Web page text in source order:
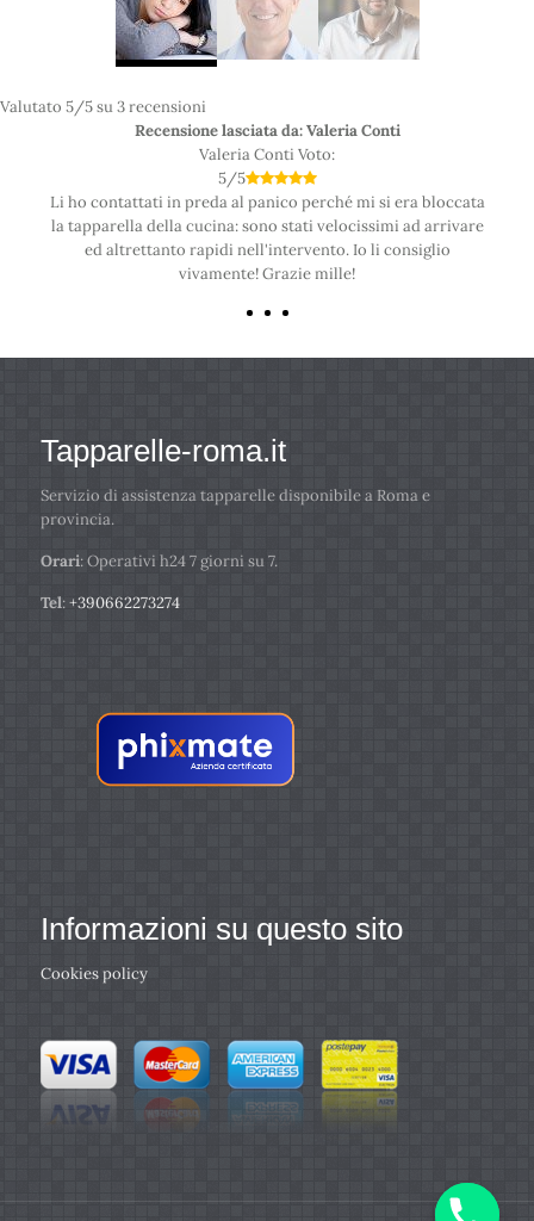
Valutato 5/5 su3recensioni
Recensione lasciata da: Valeria Conti
Valeria Conti Voto:
5/5
Li ho contattati in preda al panico perché mi si era bloccata
la tapparella della cucina: sono stati velocissimi ad arrivare
ed altrettanto rapidi nell'intervento. Io li consiglio
vivamente! Grazie mille!
Tapparelle-roma.it
Servizio di assistenza tapparelle disponibile a Roma e
provincia.
Orari: Operativi h24 7 giorni su 7.
Tel:+390662273274
Informazioni su questo sito
Cookies policy